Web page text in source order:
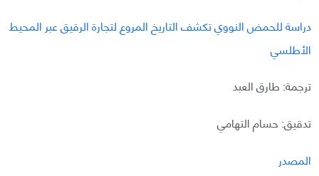
دراسة للحمض النووي تكشف التاريخ المروع لتجارة الرقيق عبر المحيط
الأطلسي
ترجمة: طارق العبد
تدقيق: حسام التهامي
المصدر